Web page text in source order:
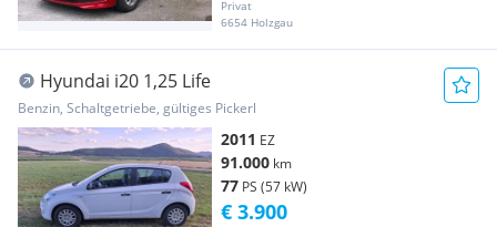
Privat
6654 Holzgau
Hyundai i20 1,25 Life
Benzin, Schaltgetriebe, gültiges Pickerl
2011 EZ
91.000 km
77 PS (57 kW)
€ 3.900